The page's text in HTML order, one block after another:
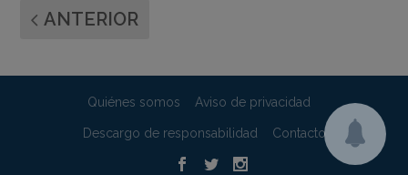
ANTERIOR
Quiénes somos Aviso de privacidad
Descargo de responsabilidad Contacto